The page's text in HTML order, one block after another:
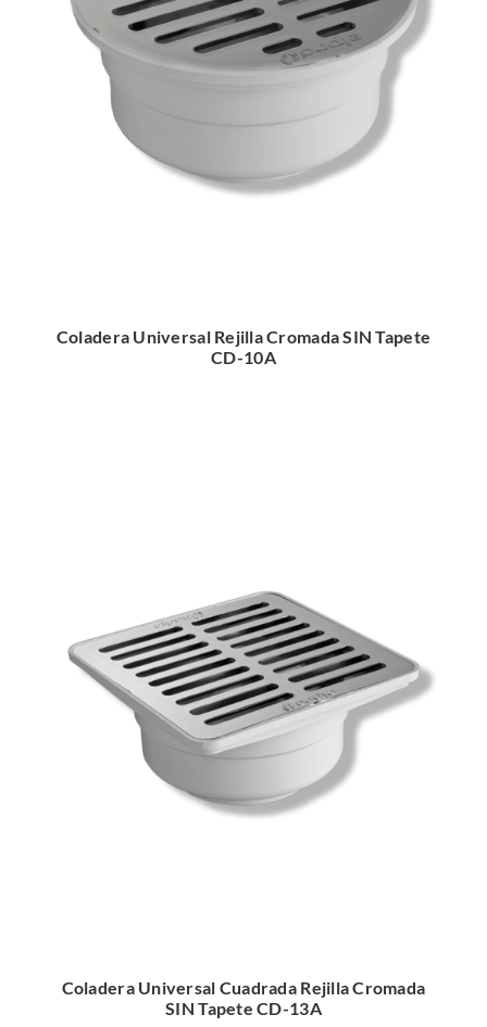
Coladera Universal Rejilla Cromada SIN Tapete
CD-10A
Coladera Universal Cuadrada Rejilla Cromada
SIN Tapete CD-13A